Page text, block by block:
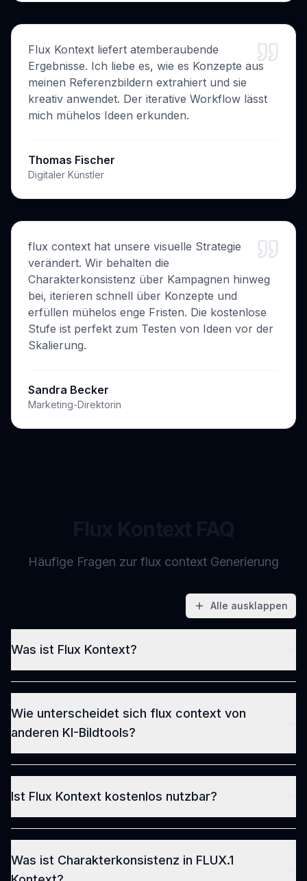
Flux Kontext liefert atemberaubende
Ergebnisse. Ich liebe es, wie es Konzepte aus
meinen Referenzbildern extrahiert und sie
kreativ anwendet. Der iterative Workflow lässt
mich mühelos Ideen erkunden.
Thomas Fischer
Digitaler Künstler
flux context hat unsere visuelle Strategie
verändert. Wir behalten die
Charakterkonsistenz über Kampagnen hinweg
bei, iterieren schnell über Konzepte und
erfüllen mühelos enge Fristen. Die kostenlose
Stufe ist perfekt zum Testen von Ideen vor der
Skalierung.
Sandra Becker
Marketing-Direktorin
Häufige Fragen zur flux context Generierung
Alle ausklappen
Was ist Flux Kontext?
Wie unterscheidet sich flux context von
anderen KI-Bildtools?
Ist Flux Kontext kostenlos nutzbar?
Was ist Charakterkonsistenz in FLUX.1